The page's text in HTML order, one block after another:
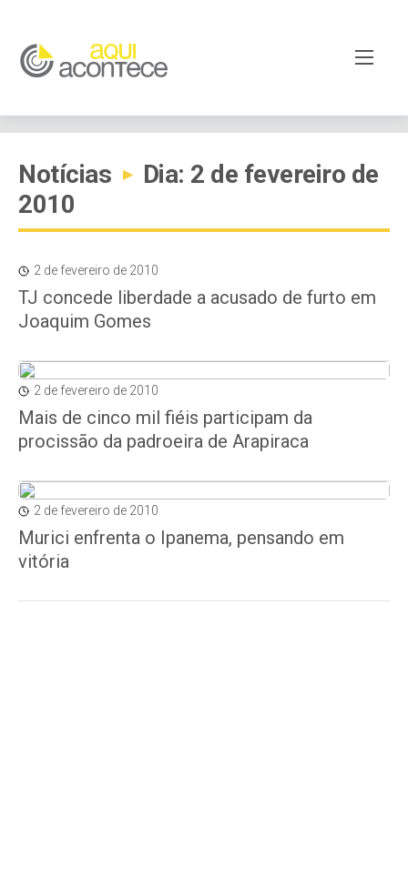
Notícias ▸
Dia: 2 de fevereiro de
2010
2 de fevereiro de 2010
TJ concede liberdade a acusado de furto em
Joaquim Gomes
2 de fevereiro de 2010
Mais de cinco mil fiéis participam da
procissão da padroeira de Arapiraca
2 de fevereiro de 2010
Murici enfrenta o Ipanema, pensando em
vitória